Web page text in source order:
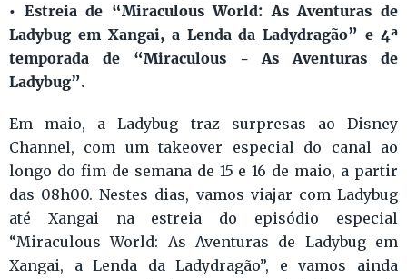
• Estreia de “Miraculous World: As Aventuras de
Ladybug em Xangai, a Lenda da Ladydragão” e 4ª
temporada de “Miraculous - As Aventuras de
Ladybug”.
Em maio, a Ladybug traz surpresas ao Disney
Channel, com um takeover especial do canal ao
longo do fim de semana de 15 e 16 de maio, a partir
das 08h00. Nestes dias, vamos viajar com Ladybug
até Xangai na estreia do episódio especial
“Miraculous World: As Aventuras de Ladybug em
Xangai, a Lenda da Ladydragão”, e vamos ainda